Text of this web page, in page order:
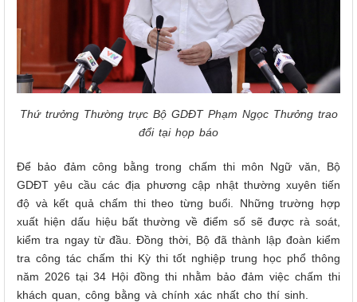
Thứ trưởng Thường trực Bộ GDĐT Phạm Ngọc Thưởng trao
đổi tại họp báo
Để bảo đảm công bằng trong chấm thi môn Ngữ văn, Bộ
GDĐT yêu cầu các địa phương cập nhật thường xuyên tiến
độ và kết quả chấm thi theo từng buổi. Những trường hợp
xuất hiện dấu hiệu bất thường về điểm số sẽ được rà soát,
kiểm tra ngay từ đầu. Đồng thời, Bộ đã thành lập đoàn kiểm
tra công tác chấm thi Kỳ thi tốt nghiệp trung học phổ thông
năm 2026 tại 34 Hội đồng thi nhằm bảo đảm việc chấm thi
khách quan, công bằng và chính xác nhất cho thí sinh.